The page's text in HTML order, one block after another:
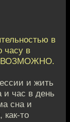
в
часу в
и жить
и час в день
сна и
как-то